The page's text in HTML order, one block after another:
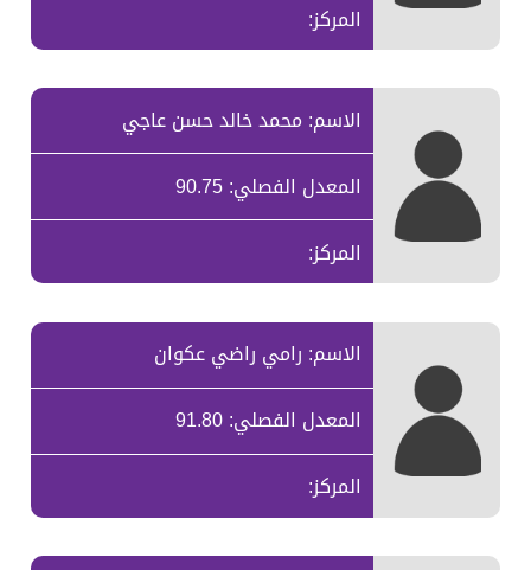
المركز:
الاسم: محمد خالد حسن عاجي
المعدل الفصلي: 90.75
المركز:
الاسم: رامي راضي عكوان
المعدل الفصلي: 91.80
المركز: